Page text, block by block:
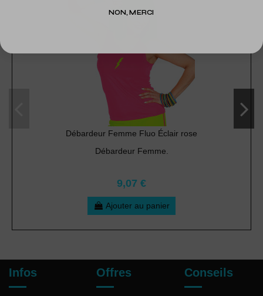
Débardeur Femme Fluo Éclair rose
Débardeur Femme.
9,07 €
Ajouter au panier
Infos Offres Conseils
NON, MERCI